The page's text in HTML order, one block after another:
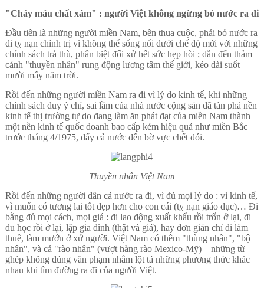
"Chảy máu chất xám" : người Việt không ngừng bỏ nước ra đi
Đầu tiên là những người miền Nam, bên thua cuộc, phải bỏ nước ra
đi tỵ nạn chính trị vì không thể sống nổi dưới chế độ mới với những
chính sách trả thù, phân biệt đối xử hết sức hẹp hòi ; dẫn đến thảm
cảnh "thuyền nhân" rung động lương tâm thế giới, kéo dài suốt
mười mấy năm trời.
Rồi đến những người miền Nam ra đi vì lý do kinh tế, khi những
chính sách duy ý chí, sai lầm của nhà nước cộng sản đã tàn phá nền
kinh tế thị trường tự do đang làm ăn phát đạt của miền Nam thành
một nền kinh tế quốc doanh bao cấp kém hiệu quả như miền Bắc
trước tháng 4/1975, đẩy cả nước đến bờ vực chết đói.
Thuyền nhân Việt Nam
Rồi đến những người dân cả nước ra đi, vì đủ mọi lý do : vì kinh tế,
vì muốn có tương lai tốt đẹp hơn cho con cái (tỵ nạn giáo dục)… Đi
bằng đủ mọi cách, mọi giá : đi lao động xuất khẩu rồi trốn ở lại, đi
du học rồi ở lại, lập gia đình (thật và giả), hay đơn giản chỉ đi làm
thuê, làm mướn ở xứ người. Việt Nam có thêm "thùng nhân", "bộ
nhân", và cả "rào nhân" (vượt hàng rào Mexico-Mỹ) – những từ
ghép không đúng văn phạm nhẳm lột tả những phương thức khác
nhau khi tìm đường ra đi của người Việt.